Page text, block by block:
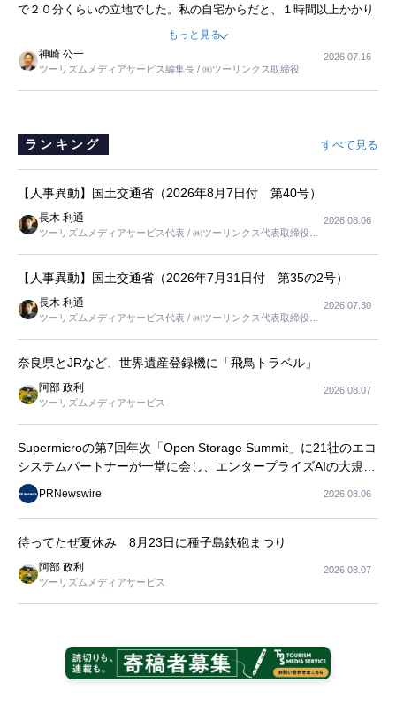
で２０分くらいの立地でした。私の自宅からだと、１時間以上かかり
ました。母の住まいから近いという理由で、その施設を選択したので
すが、私と妹にとっては、半日仕事ででした。シニアの住まい選び
は、当人だけではなく、世話をする家族の足の便も考えない外池ない
と思いました。
もっと見る
神崎 公一
ツーリズムメディアサービス編集長 / ㈱ツーリンクス取締役
2026.07.16
ランキング すべて見る
【人事異動】国土交通省（2026年8月7日付 第40号）
長木 利通
ツーリズムメディアサービス代表 / ㈱ツーリンクス代表取締役社
2026.08.06
【人事異動】国土交通省（2026年7月31日付 第35の2号）
長木 利通
ツーリズムメディアサービス代表 / ㈱ツーリンクス代表取締役社
2026.07.30
奈良県とJRなど、世界遺産登録機に「飛鳥トラベル」
阿部 政利
ツーリズムメディアサービス
2026.08.07
Supermicroの第7回年次「Open Storage Summit」に21社のエコ
システムパートナーが一堂に会し、エンタープライズAIの大規模
導入に関する実践的なガイダンスを共有
PRNewswire 2026.08.06
待ってたぜ夏休み 8月23日に種子島鉄砲まつり
阿部 政利
ツーリズムメディアサービス
2026.08.07